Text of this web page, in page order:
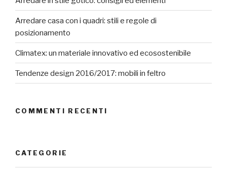
Arredare casa con i quadri: stili e regole di
posizionamento
Climatex: un materiale innovativo ed ecosostenibile
Tendenze design 2016/2017: mobili in feltro
COMMENTI RECENTI
CATEGORIE